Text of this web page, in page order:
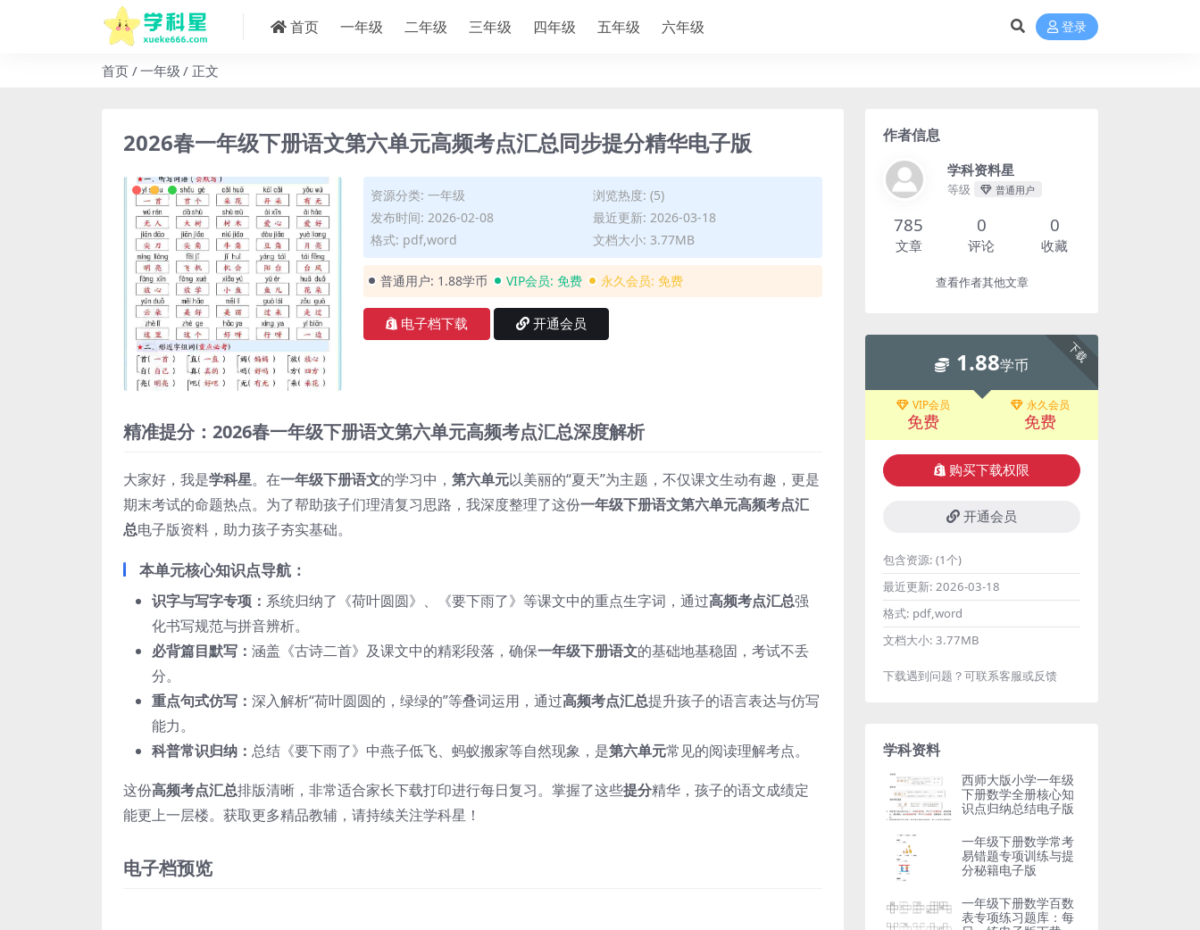
首页 一年级 二年级 三年级 四年级 五年级 六年级 登录
首页 一年级 正文
2026春一年级下册语文第六单元高频考点汇总同步提分精华电子版
资源分类: 一年级
浏览热度: (5)
发布时间: 2026-02-08
最近更新: 2026-03-18
格式: pdf,word
文档大小: 3.77MB
普通用户: 1.88学币 VIP会员: 免费 永久会员: 免费
电子档下载 开通会员
精准提分：2026春一年级下册语文第六单元高频考点汇总深度解析
大家好，我是学科星。在一年级下册语文的学习中， 第六单元以美丽的“夏天”为主题，不仅课文生动有趣，更是
期末考试的命题热点。为了帮助孩子们理清复习思路，我深度整理了这份一年级下册语文第六单元高频考点汇
总电子版资料，助力孩子夯实基础。
本单元核心知识点导航：
识字与写字专项： 系统归纳了《荷叶圆圆》、《要下雨了》等课文中的重点生字词，通过高频考点汇总强
化书写规范与拼音辨析。
必背篇目默写： 涵盖《古诗二首》及课文中的精彩段落，确保一年级下册语文的基础地基稳固，考试不丢
分。
重点句式仿写： 深入解析“荷叶圆圆的，绿绿的”等叠词运用，通过高频考点汇总提升孩子的语言表达与仿写
能力。
科普常识归纳： 总结《要下雨了》中燕子低飞、蚂蚁搬家等自然现象，是第六单元常见的阅读理解考点。
这份高频考点汇总排版清晰，非常适合家长下载打印进行每日复习。掌握了这些提分精华，孩子的语文成绩定
能更上一层楼。获取更多精品教辅，请持续关注学科星！
电子档预览
作者信息
学科资料星
等级 普通用户
785
文章
0
评论
0
收藏
查看作者其他文章
下载
1.88学币
VIP会员
免费
永久会员
免费
购买下载权限
开通会员
包含资源: (1个)
最近更新: 2026-03-18
格式: pdf,word
文档大小: 3.77MB
下载遇到问题？可联系客服或反馈
学科资料
西师大版小学一年级
下册数学全册核心知
识点归纳总结电子版
一年级下册数学常考
易错题专项训练与提
分秘籍电子版
一年级下册数学百数
表专项练习题库：每